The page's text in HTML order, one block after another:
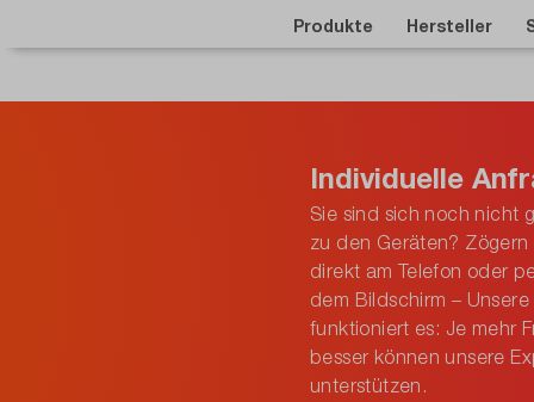
Produkte Hersteller
Individuelle
Sie sind sich noch nicht
zu den Geräten?
direkt am Telefon oder
dem Bildschirm –
funktioniert es: Je mehr
besser können unsere
unterstützen.